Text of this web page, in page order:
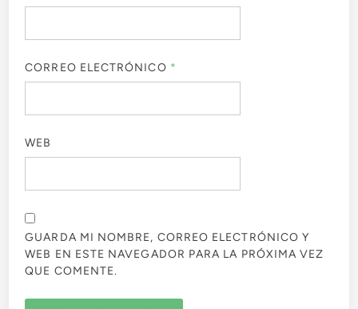
CORREO ELECTRÓNICO *
WEB
GUARDA MI NOMBRE, CORREO ELECTRÓNICO Y
WEB EN ESTE NAVEGADOR PARA LA PRÓXIMA VEZ
QUE COMENTE.